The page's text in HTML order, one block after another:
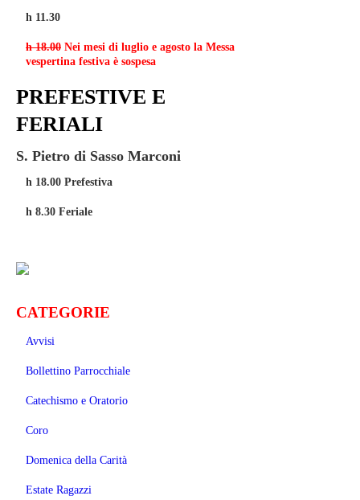
h 11.30
h 18.00 Nei mesi di luglio e agosto la Messa
vespertina festiva è sospesa
PREFESTIVE E
FERIALI
S. Pietro di Sasso Marconi
h 18.00 Prefestiva
h 8.30 Feriale
CATEGORIE
Avvisi
Bollettino Parrocchiale
Catechismo e Oratorio
Coro
Domenica della Carità
Estate Ragazzi